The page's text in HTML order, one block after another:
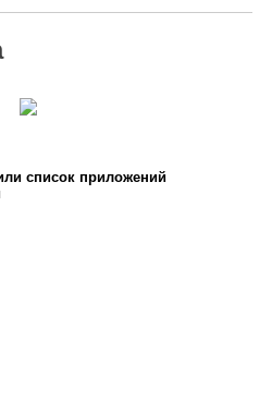
список приложений